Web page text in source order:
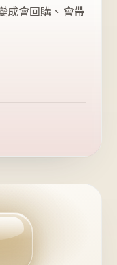
成會回購、會帶